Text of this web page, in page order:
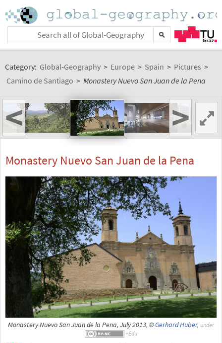
Category: Global-Geography > Europe > Spain > Pictures >
Camino de Santiago > Monastery Nuevo San Juan de la Pena
< >
Monastery Nuevo San Juan de la Pena
Monastery Nuevo San Juan de la Pena, July 2013, ©Gerhard Huber, under